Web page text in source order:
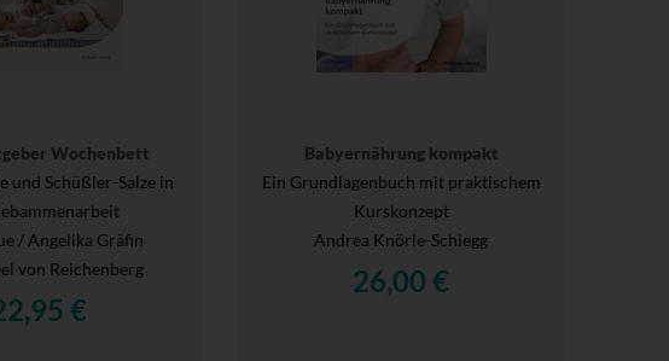
Wochenbett
und Schüßler-Salze in
/ Angelika Gräfin
von Reichenberg
€
Babyernährung kompakt
Ein Grundlagenbuch mit praktischem
Kurskonzept
Andrea Knörle-Schiegg
26,00 €